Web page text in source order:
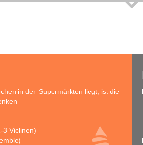
in den Supermärkten liegt, ist die
3 Violinen)